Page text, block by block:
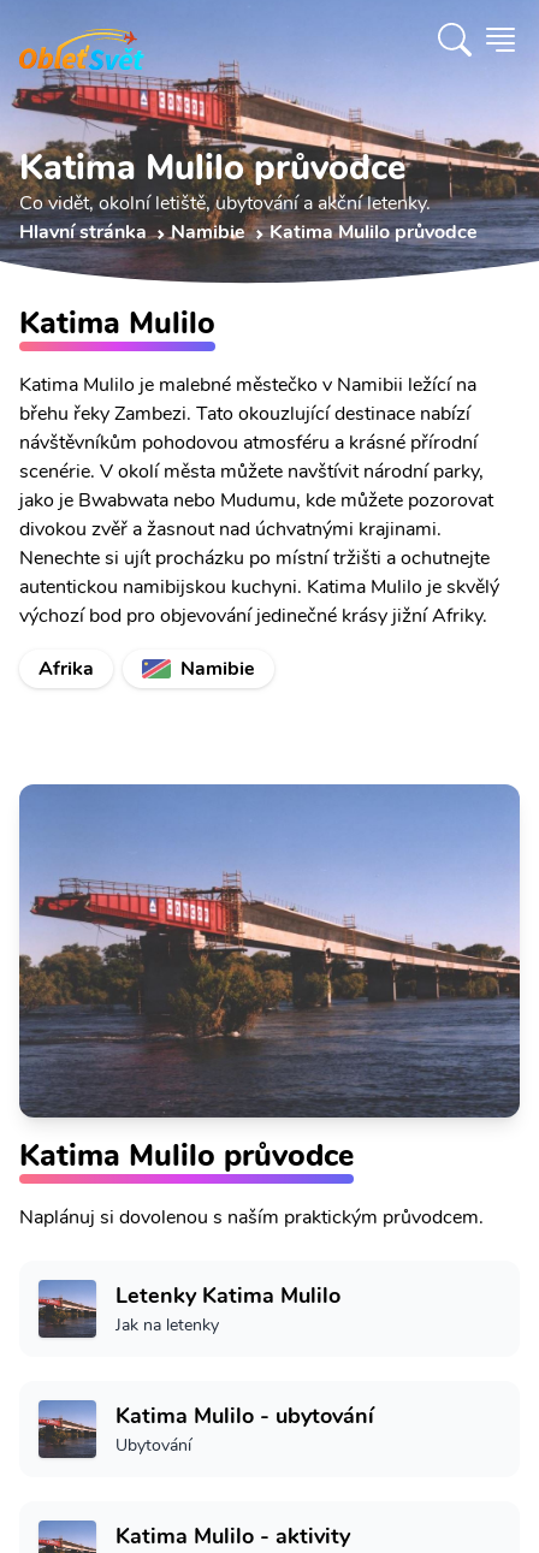
Katima Mulilo průvodce
Co vidět, okolní letiště, ubytování a akční letenky.
Hlavní stránka
Namibie Katima Mulilo průvodce
Katima Mulilo
Katima Mulilo je malebné městečko v Namibii ležící na
břehu řeky Zambezi. Tato okouzlující destinace nabízí
návštěvníkům pohodovou atmosféru a krásné přírodní
scenérie. V okolí města můžete navštívit národní parky,
jako je Bwabwata nebo Mudumu, kde můžete pozorovat
divokou zvěř a žasnout nad úchvatnými krajinami.
Nenechte si ujít procházku po místní tržišti a ochutnejte
autentickou namibijskou kuchyni. Katima Mulilo je skvělý
výchozí bod pro objevování jedinečné krásy jižní Afriky.
Afrika
Namibie
Katima Mulilo průvodce
Naplánuj si dovolenou s naším praktickým průvodcem.
Letenky Katima Mulilo
Jak na letenky
Katima Mulilo - ubytování
Ubytování
Katima Mulilo - aktivity